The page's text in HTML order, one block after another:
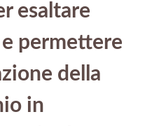
esaltare
e permettere
della
in